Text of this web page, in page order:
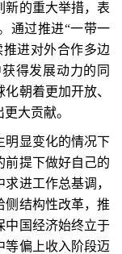
新的重大举措，表
通过推进“一带一
进对外合作多边
得发展动力的同
朝着更加开放、
大贡献。
显变化的情况下
前提下做好自己的
进工作总基调，
侧结构性改革，推
中国经济始终立于
等偏上收入阶段迈